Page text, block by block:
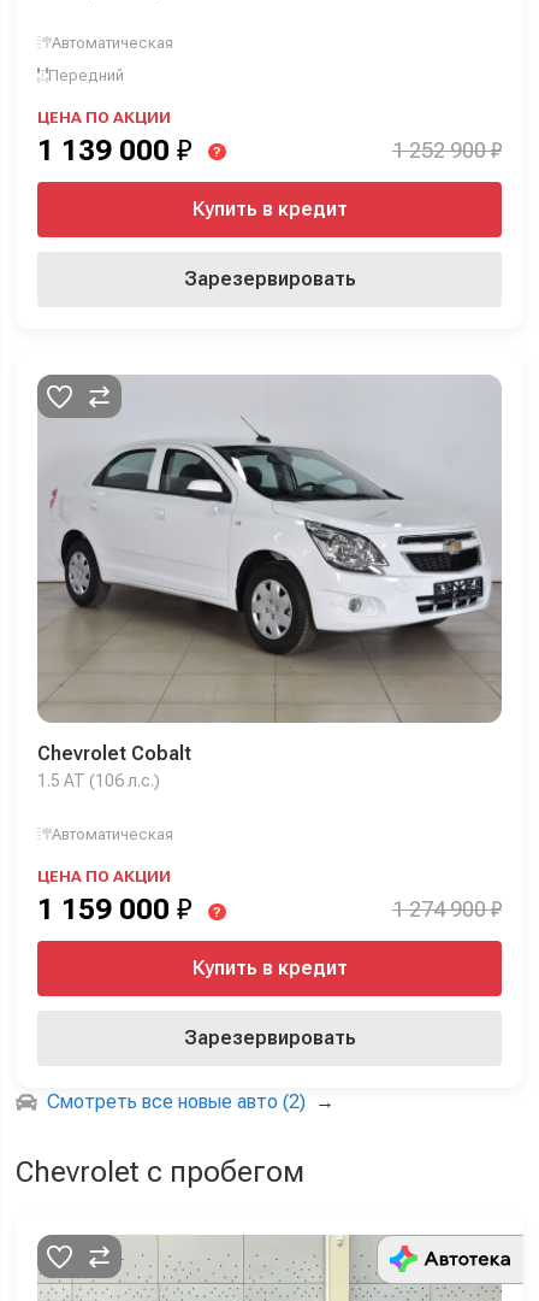
Автоматическая
Передний
ЦЕНА ПО АКЦИИ
1 139 000 ₽ ? 1 252 900 ₽
Купить в кредит
Зарезервировать
Chevrolet Cobalt
1.5 AT (106 л.с.)
Автоматическая
ЦЕНА ПО АКЦИИ
1 159 000 ₽ ? 1 274 900 ₽
Купить в кредит
Зарезервировать
Смотреть все новые авто (2) →
Chevrolet с пробегом